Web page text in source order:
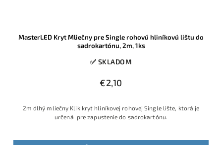
MasterLED Kryt Mliečny pre Single rohovú hliníkovú lištu do
sadrokartónu, 2m, 1ks
✅ SKLADOM
€2,10
2m dlhý mliečny Klik kryt hliníkovej rohovej Single lište, ktorá je
určená pre zapustenie do sadrokartónu.